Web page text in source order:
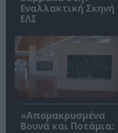
Εναλλακτική Σκηνή
ΕΛΣ
«Απομακρυσμένα
Βουνά και Ποτάμια: